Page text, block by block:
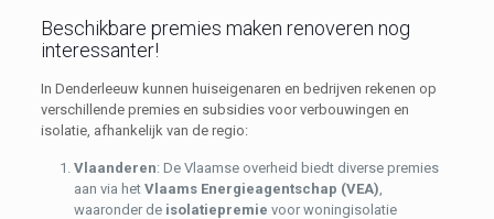
Beschikbare premies maken renoveren nog
interessanter!
In Denderleeuw kunnen huiseigenaren en bedrijven rekenen op
verschillende premies en subsidies voor verbouwingen en
isolatie, afhankelijk van de regio:
Vlaanderen: De Vlaamse overheid biedt diverse premies
aan via het Vlaams Energieagentschap (VEA)
waaronder de isolatiepremie voor woningisolatie